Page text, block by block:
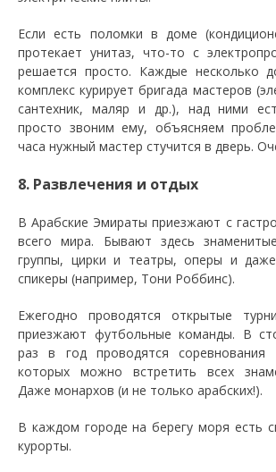
Если есть поломки в доме
протекает унитаз, что-то с
решается просто. Каждые несколько
комплекс курирует бригада мастеров
сантехник, маляр и др.), над ними
просто звоним ему, объясняем
часа нужный мастер стучится в дверь.
8. Развлечения и отдых
В Арабские Эмираты приезжают с
всего мира. Бывают здесь
группы, цирки и театры, оперы и
спикеры (например, Тони Роббинс).
Ежегодно проводятся открытые
приезжают футбольные команды. В
раз в год проводятся соревнования
которых можно встретить всех
Даже монархов (и не только арабских!).
В каждом городе на берегу моря есть
курорты.